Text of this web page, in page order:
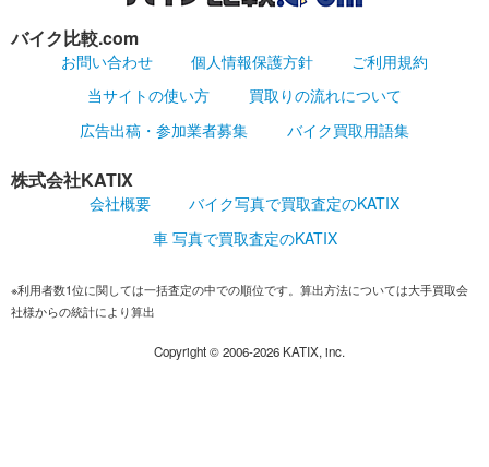
バイク比較.com
お問い合わせ 個人情報保護方針
ご利用規約
当サイトの使い方
買取りの流れについて
広告出稿・参加業者募集
バイク買取用語集
株式会社KATIX
会社概要
バイク写真で買取査定のKATIX
車 写真で買取査定のKATIX
※利用者数1位に関しては一括査定の中での順位です。算出方法については大手買取会
社様からの統計により算出
Copyright ©2006-2026KATIX, inc.